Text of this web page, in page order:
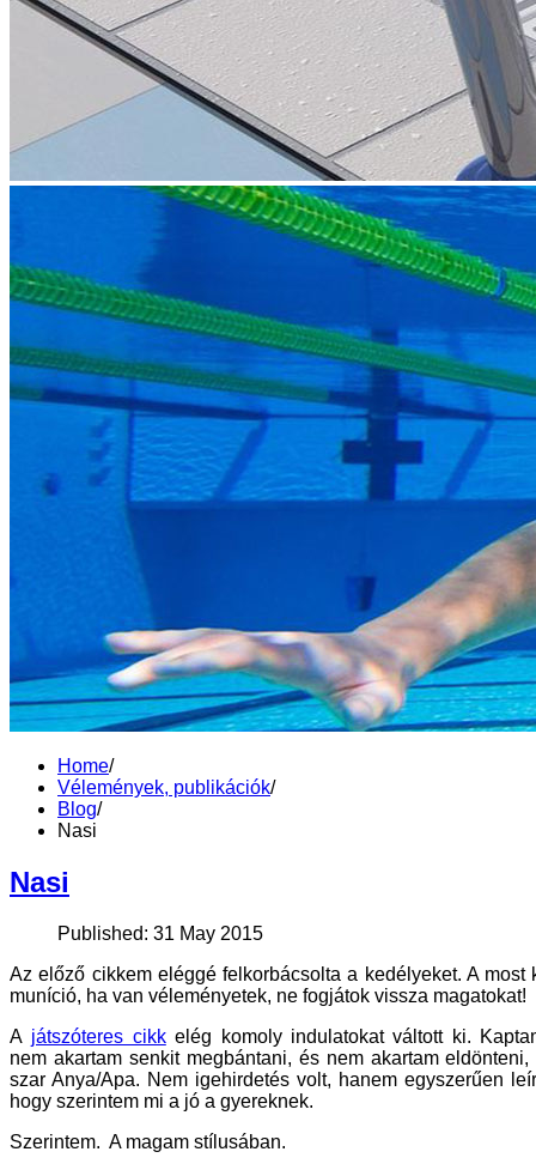
Home/
Vélemények, publikációk/
Blog/
Nasi
Nasi
Published: 31 May 2015
Az előző cikkem eléggé felkorbácsolta a kedélyeket. A most
muníció, ha van véleményetek, ne fogjátok vissza magatokat!
A játszóteres cikkelég komoly indulatokat váltott ki.
nem akartam senkit megbántani, és nem akartam
szar Anya/Apa. Nem igehirdetés volt, hanem egyszerűen
hogy szerintem mi a jó a gyereknek.
Szerintem. A magam stílusában.